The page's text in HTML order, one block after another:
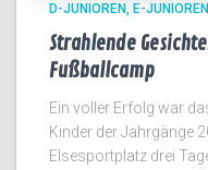
D-JUNIOREN E-JUNIOREN
Strahlende
Fußballcamp
Ein voller Erfolg war
Kinder der Jahrgänge
Elsesportplatz drei